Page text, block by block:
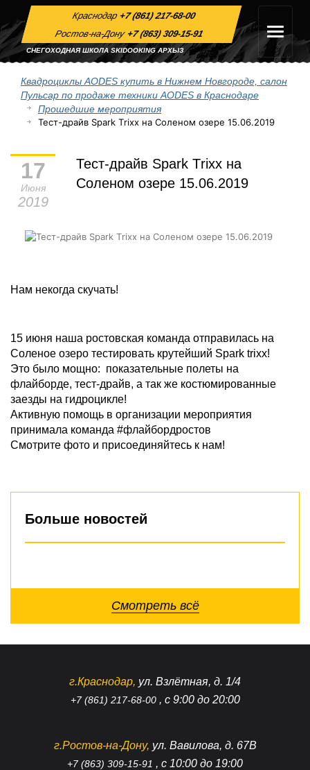
Краснодар+7 (861) 217-68-00
Ростов-на-Дону+7 (863) 309-15-91
СНЕГОХОДНАЯ ШКОЛА SKIDOOKING АРХЫЗ
Квадроциклы AODES купить в Нижнем Новгороде, салон
Пульсар по продаже техники AODES в Краснодаре
Прошедшие мероприятия
Тест-драйв Spark Тrixx на Соленом озере 15.06.2019
17
Июня
2019
Тест-драйв Spark Тrixx на
Соленом озере 15.06.2019
Нам некогда скучать!
15 июня наша ростовская команда отправилась на
Соленое озеро тестировать крутейший Spark trixx!
Это было мощно: показательные полеты на
флайборде, тест-драйв, а так же костюмированные
заезды на гидроцикле!
Активную помощь в организации мероприятия
принимала команда #флайбордростов
Смотрите фото и присоединяйтесь к нам!
Больше новостей
Смотреть всё
г.Краснодар, ул. Взлётная, д. 1/4
+7 (861) 217-68-00 , с 9:00 до 20:00
г.Ростов-на-Дону, ул. Вавилова, д. 67В
+7 (863) 309-15-91 , с 10:00 до 19:00